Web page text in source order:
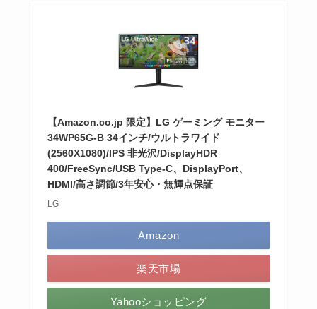
【Amazon.co.jp 限定】LG ゲーミング モニター
34WP65G-B 34インチ/ウルトラワイド
(2560X1080)/IPS 非光沢/DisplayHDR
400/FreeSync/USB Type-C、DisplayPort、
HDMI/高さ調節/3年安心・無輝点保証
LG
Amazon
楽天市場
Yahooショッピング